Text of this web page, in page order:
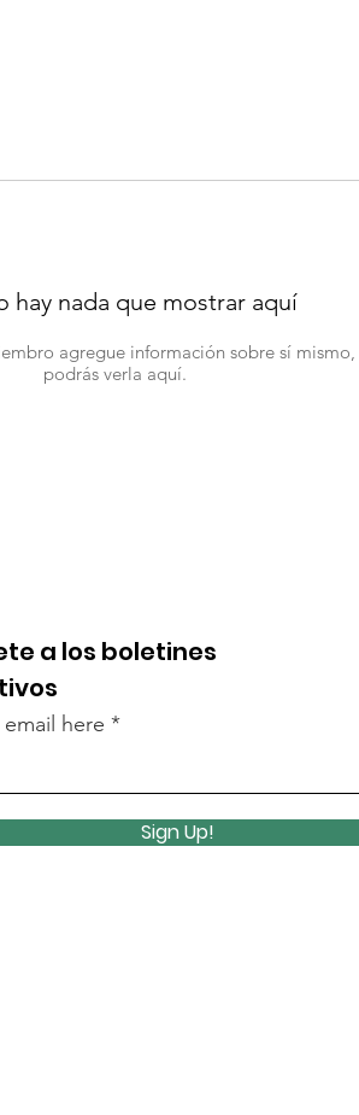
hay nada que mostrar aquí
agregue información sobre sí mismo,
podrás verla aquí.
a los boletines
here
Sign Up!